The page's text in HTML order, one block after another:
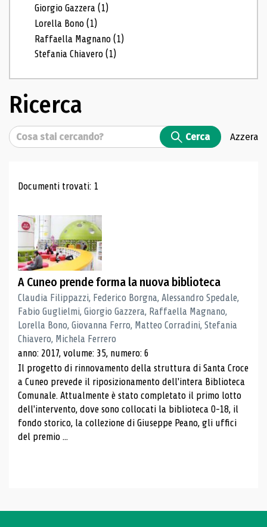
Giorgio Gazzera(1)
Lorella Bono(1)
Raffaella Magnano(1)
Stefania Chiavero(1)
Ricerca
Cerca Cerca Azzera
Risultati di ricerca
Documenti trovati: 1
A Cuneo prende forma la nuova biblioteca
Claudia Filippazzi, Federico Borgna, Alessandro Spedale,
Fabio Guglielmi, Giorgio Gazzera, Raffaella Magnano,
Lorella Bono, Giovanna Ferro, Matteo Corradini, Stefania
Chiavero, Michela Ferrero
anno: 2017, volume: 35, numero: 6
Il progetto di rinnovamento della struttura di Santa Croce
a Cuneo prevede il riposizionamento dell'intera Biblioteca
Comunale. Attualmente è stato completato il primo lotto
dell'intervento, dove sono collocati la biblioteca 0-18, il
fondo storico, la collezione di Giuseppe Peano, gli uffici
del premio ...